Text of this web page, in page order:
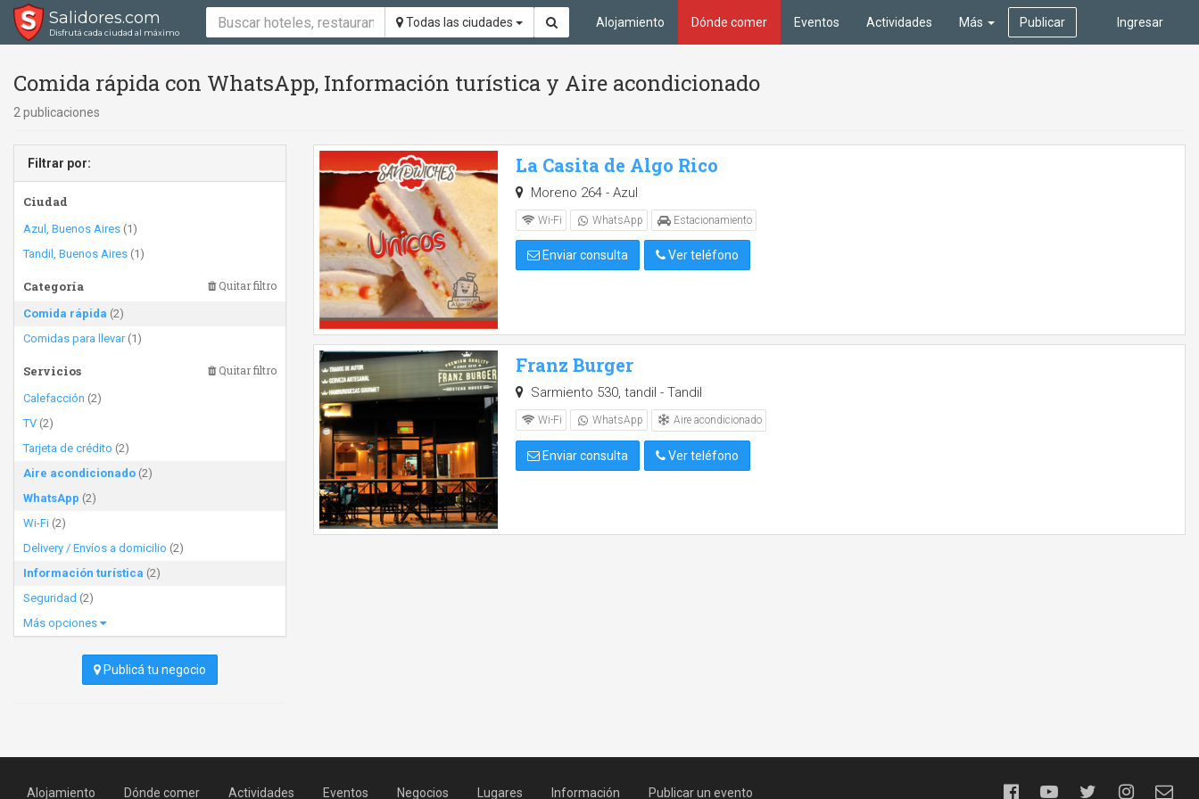
Salidores.com
Disfrutá cada ciudad al máximo
Todas las ciudades Ingresar
Alojamiento Dónde comer Eventos Actividades Más Publicar
Comida rápida con WhatsApp, Información turística y Aire acondicionado
2 publicaciones
Filtrar por:
Ciudad
Azul, Buenos Aires (1)
Tandil, Buenos Aires (1)
Categoría Quitar filtro
Comida rápida (2)
Comidas para llevar(1)
Servicios Quitar filtro
Calefacción (2)
TV (2)
Tarjeta de crédito (2)
Aire acondicionado (2)
WhatsApp (2)
Wi-Fi (2)
Delivery / Envíos a domicilio (2)
Información turística (2)
Seguridad (2)
Más opciones
Publicá tu negocio
La Casita de Algo Rico
Moreno 264 - Azul
Wi-Fi WhatsApp Estacionamiento
Enviar consulta Ver teléfono
Franz Burger
Sarmiento 530, tandil - Tandil
Wi-Fi WhatsApp Aire acondicionado
Enviar consulta Ver teléfono
Alojamiento Dónde comer Actividades Eventos Negocios Lugares Información Publicar un evento